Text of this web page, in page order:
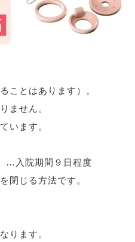
ことはあります）。
ません。
います。
…入院期間９日程度
じる方法です。
ります。